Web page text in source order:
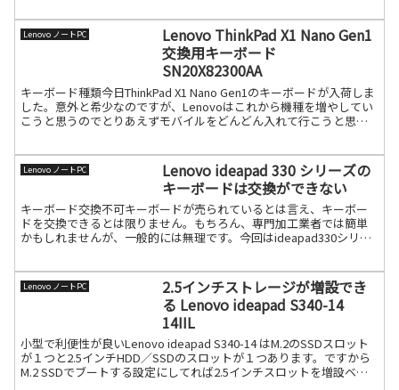
Lenovo ノートPC
Lenovo ThinkPad X1 Nano Gen1
交換用キーボード
SN20X82300AA
キーボード種類今日ThinkPad X1 Nano Gen1のキーボードが入荷しま
した。意外と希少なのですが、Lenovoはこれから機種を増やしてい
こうと思うのでとりあえずモバイルをどんどん入れて行こうと思い
Lenovo ノートPC
Lenovo ideapad 330 シリーズの
キーボードは交換ができない
キーボード交換不可キーボードが売られているとは言え、キーボー
ドを交換できるとは限りません。もちろん、専門加工業者では簡単
かもしれませんが、一般的には無理です。今回はideapad330シリー
Lenovo ノートPC
2.5インチストレージが増設でき
る Lenovo ideapad S340-14
14IIL
小型で利便性が良いLenovo ideapad S340-14 はM.2のSSDスロット
が１つと2.5インチHDD／SSDのスロットが１つあります。ですから
M.2 SSDでブートする設定にしてれば2.5インチスロットを増設ベイ